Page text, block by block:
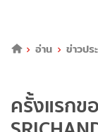
อ่าน
ข่าวปร
แคร์ SRICHAND
ครั้งแรกข